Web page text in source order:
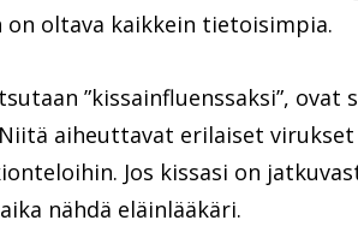
oltava kaikkein tietoisimpia.
”kissainfluenssaksi”, ovat
aiheuttavat erilaiset
Jos kissasi on
nähdä eläinlääkäri.